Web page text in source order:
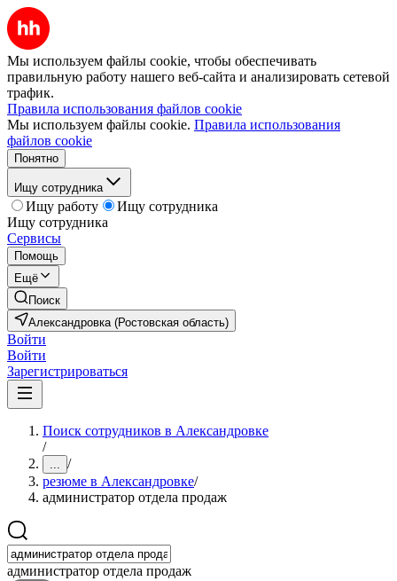
Мы используем файлы cookie, чтобы обеспечивать
правильную работу нашего веб-сайта и анализировать сетевой
трафик.
Правила использования файлов cookie
Мы используем файлы cookie. Правила использования
файлов cookie
Понятно
Ищу сотрудника
Ищу работу
Ищу сотрудника
Ищу сотрудника
Сервисы
Помощь
Ещё
Поиск
Александровка (Ростовская область)
Войти
Войти
Зарегистрироваться
Поиск сотрудников в Александровке
/
... /
резюме в Александровке/
администратор отдела продаж
администратор отдела продаж